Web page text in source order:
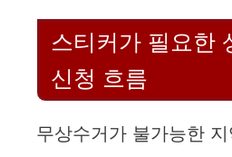
스티커가 필요한
신청 흐름
무상수거가 불가능한